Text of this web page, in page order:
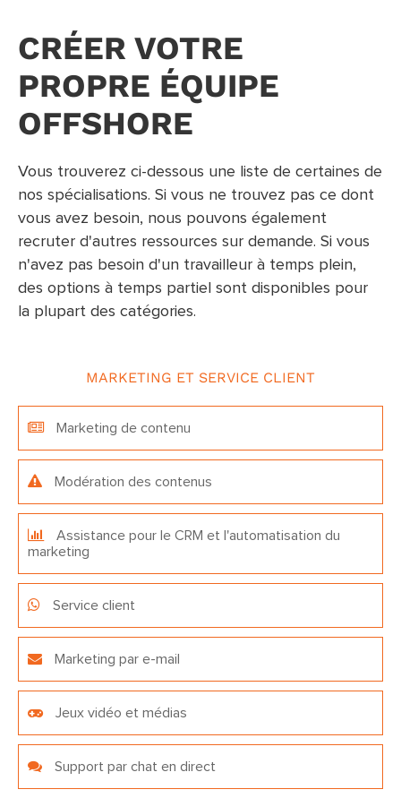
CRÉER VOTRE
PROPRE ÉQUIPE
OFFSHORE
Vous trouverez ci-dessous une liste de certaines de
nos spécialisations. Si vous ne trouvez pas ce dont
vous avez besoin, nous pouvons également
recruter d'autres ressources sur demande. Si vous
n'avez pas besoin d'un travailleur à temps plein,
des options à temps partiel sont disponibles pour
la plupart des catégories.
MARKETING ET SERVICE CLIENT
Marketing de contenu
Modération des contenus
Assistance pour le CRM et l'automatisation du
marketing
Service client
Marketing par e-mail
Jeux vidéo et médias
Support par chat en direct